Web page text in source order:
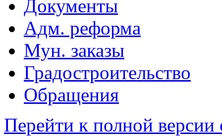
Документы
Адм. реформа
Мун. заказы
Градостроительство
Обращения
Перейти к полной версии